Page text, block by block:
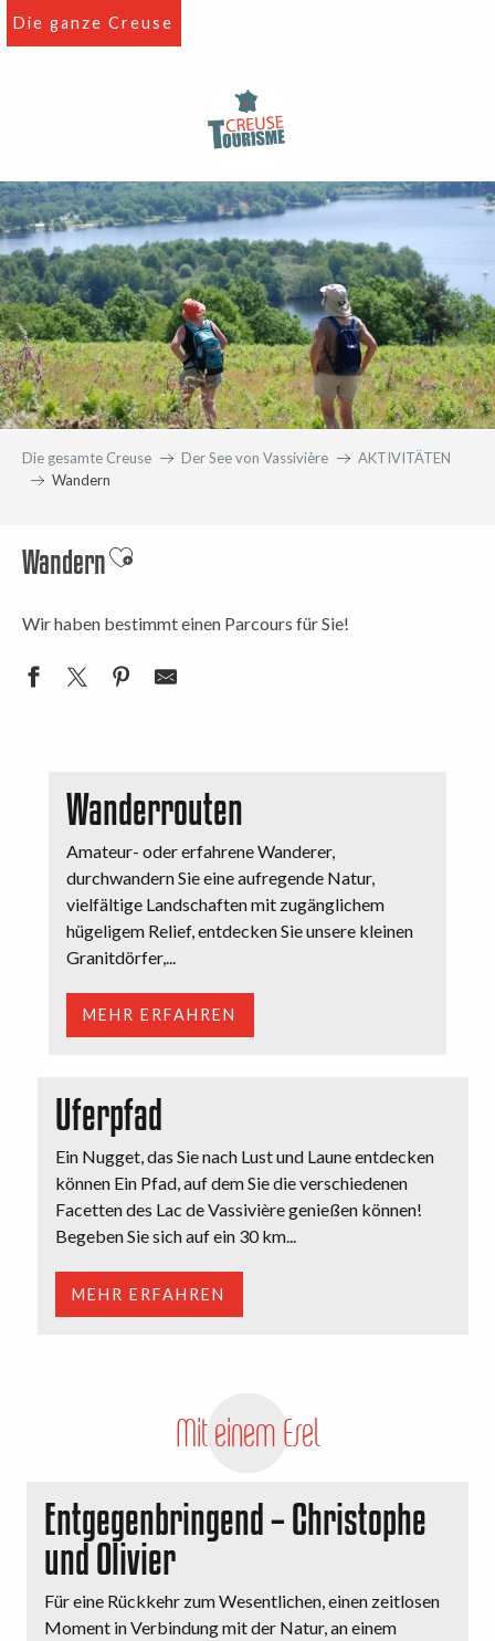
Aller
Die ganze Creuse
Die gesamte Creuse Der See von Vassivière
AKTIVITÄTEN
Wandern
WandernAjouter aux favoris
Wir haben bestimmt einen Parcours für Sie!
Wanderrouten
Amateur- oder erfahrene Wanderer,
durchwandern Sie eine aufregende Natur,
vielfältige Landschaften mit zugänglichem
hügeligem Relief, entdecken Sie unsere kleinen
Granitdörfer,...
MEHR ERFAHREN
Uferpfad
Ein Nugget, das Sie nach Lust und Laune entdecken
können Ein Pfad, auf dem Sie die verschiedenen
Facetten des Lac de Vassivière genießen können!
Begeben Sie sich auf ein 30 km...
MEHR ERFAHREN
Mit einem Esel
Entgegenbringend – Christophe
und Olivier
Für eine Rückkehr zum Wesentlichen, einen zeitlosen
Moment in Verbindung mit der Natur, an einem